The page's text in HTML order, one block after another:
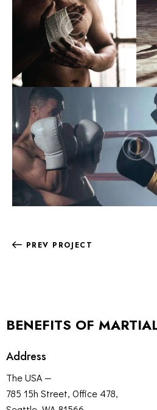
PREV PROJECT
BENEFITS OF
Address
The USA —
785 15h Street, Office 478,